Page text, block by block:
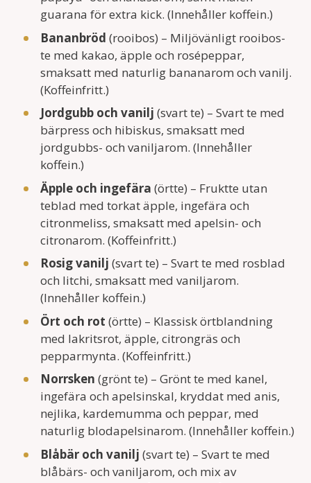
guarana för extra kick. (Innehåller koffein.)
Bananbröd (rooibos) – Miljövänligt rooibos-
te med kakao, äpple och rosépeppar,
smaksatt med naturlig bananarom och vanilj.
(Koffeinfritt.)
Jordgubb och vanilj (svart te) – Svart te med
bärpress och hibiskus, smaksatt med
jordgubbs- och vaniljarom. (Innehåller
koffein.)
Äpple och ingefära (örtte) – Fruktte utan
teblad med torkat äpple, ingefära och
citronmeliss, smaksatt med apelsin- och
citronarom. (Koffeinfritt.)
Rosig vanilj (svart te) – Svart te med rosblad
och litchi, smaksatt med vaniljarom.
(Innehåller koffein.)
Ört och rot (örtte) – Klassisk örtblandning
med lakritsrot, äpple, citrongräs och
pepparmynta. (Koffeinfritt.)
Norrsken (grönt te) – Grönt te med kanel,
ingefära och apelsinskal, kryddat med anis,
nejlika, kardemumma och peppar, med
naturlig blodapelsinarom. (Innehåller koffein.)
Blåbär och vanilj (svart te) – Svart te med
blåbärs- och vaniljarom, och mix av